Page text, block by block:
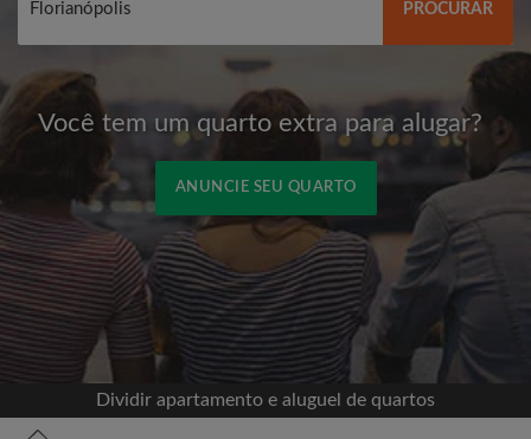
PROCURAR
Você tem um quarto extra para alugar?
ANUNCIE SEU QUARTO
Cadastrar-se com o Facebook
Jamais publicaremos na sua linha do tempo sem
sua permissão
OU
Dividir apartamento e aluguel de quartos